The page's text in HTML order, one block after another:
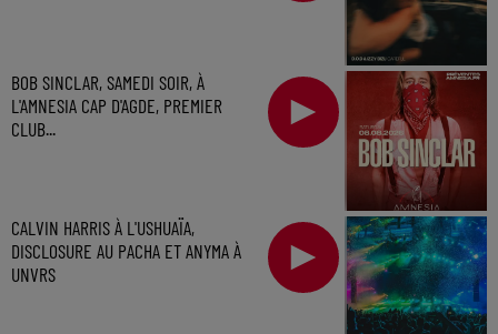
BOB SINCLAR, SAMEDI SOIR, À
L'AMNESIA CAP D'AGDE, PREMIER
CLUB...
CALVIN HARRIS À L'USHUAÏA,
DISCLOSURE AU PACHA ET ANYMA À
UNVRS